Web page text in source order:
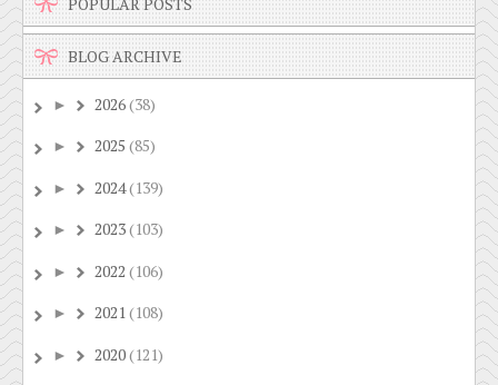
POPULAR POSTS
BLOG ARCHIVE
► 2026(38)
► 2025 (85)
► 2024(139)
► 2023(103)
► 2022 (106)
► 2021(108)
► 2020(121)